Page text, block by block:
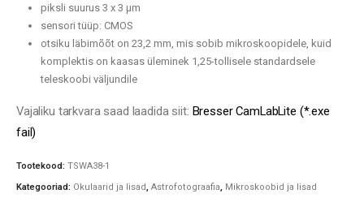
piksli suurus 3 x 3 µm
sensori tüüp: CMOS
otsiku läbimõõt on 23,2 mm, mis sobib mikroskoopidele, kuid
komplektis on kaasas üleminek 1,25-tollisele standardsele
teleskoobi väljundile
Vajaliku tarkvara saad laadida siit: Bresser CamLabLite (*.exe
fail)
Tootekood: TSWA38-1
Kategooriad: Okulaarid ja lisad, Astrofotograafia, Mikroskoobid ja lisad